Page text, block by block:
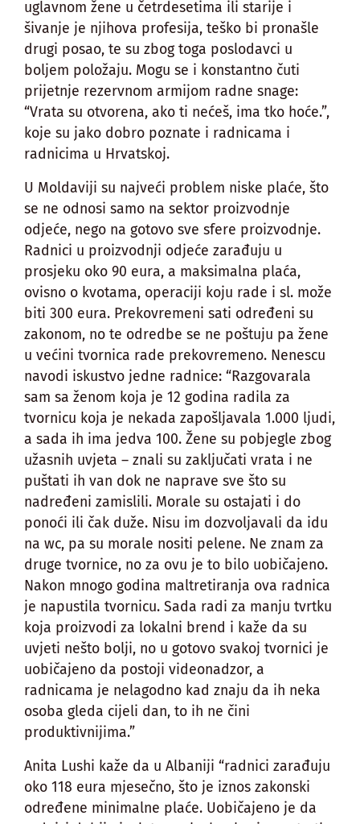
uglavnom žene u četrdesetima ili starije i
šivanje je njihova profesija, teško bi pronašle
drugi posao, te su zbog toga poslodavci u
boljem položaju. Mogu se i konstantno čuti
prijetnje rezervnom armijom radne snage:
“Vrata su otvorena, ako ti nećeš, ima tko hoće.”,
koje su jako dobro poznate i radnicama i
radnicima u Hrvatskoj.
U Moldaviji su najveći problem niske plaće, što
se ne odnosi samo na sektor proizvodnje
odjeće, nego na gotovo sve sfere proizvodnje.
Radnici u proizvodnji odjeće zarađuju u
prosjeku oko 90 eura, a maksimalna plaća,
ovisno o kvotama, operaciji koju rade i sl. može
biti 300 eura. Prekovremeni sati određeni su
zakonom, no te odredbe se ne poštuju pa žene
u većini tvornica rade prekovremeno. Nenescu
navodi iskustvo jedne radnice: “Razgovarala
sam sa ženom koja je 12 godina radila za
tvornicu koja je nekada zapošljavala 1.000 ljudi,
a sada ih ima jedva 100. Žene su pobjegle zbog
užasnih uvjeta – znali su zaključati vrata i ne
puštati ih van dok ne naprave sve što su
nadređeni zamislili. Morale su ostajati i do
ponoći ili čak duže. Nisu im dozvoljavali da idu
na wc, pa su morale nositi pelene. Ne znam za
druge tvornice, no za ovu je to bilo uobičajeno.
Nakon mnogo godina maltretiranja ova radnica
je napustila tvornicu. Sada radi za manju tvrtku
koja proizvodi za lokalni brend i kaže da su
uvjeti nešto bolji, no u gotovo svakoj tvornici je
uobičajeno da postoji videonadzor, a
radnicama je nelagodno kad znaju da ih neka
osoba gleda cijeli dan, to ih ne čini
produktivnijima.”
Anita Lushi kaže da u Albaniji “radnici zarađuju
oko 118 eura mjesečno, što je iznos zakonski
određene minimalne plaće. Uobičajeno je da